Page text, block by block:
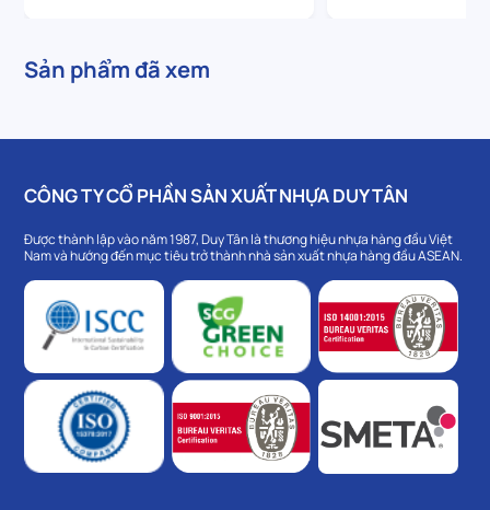
Sản phẩm đã xem
CÔNG TY CỔ PHẦN SẢN XUẤT NHỰA DUY TÂN
Được thành lập vào năm 1987, Duy Tân là thương hiệu nhựa hàng đầu Việt
Nam và hướng đến mục tiêu trở thành nhà sản xuất nhựa hàng đầu ASEAN.